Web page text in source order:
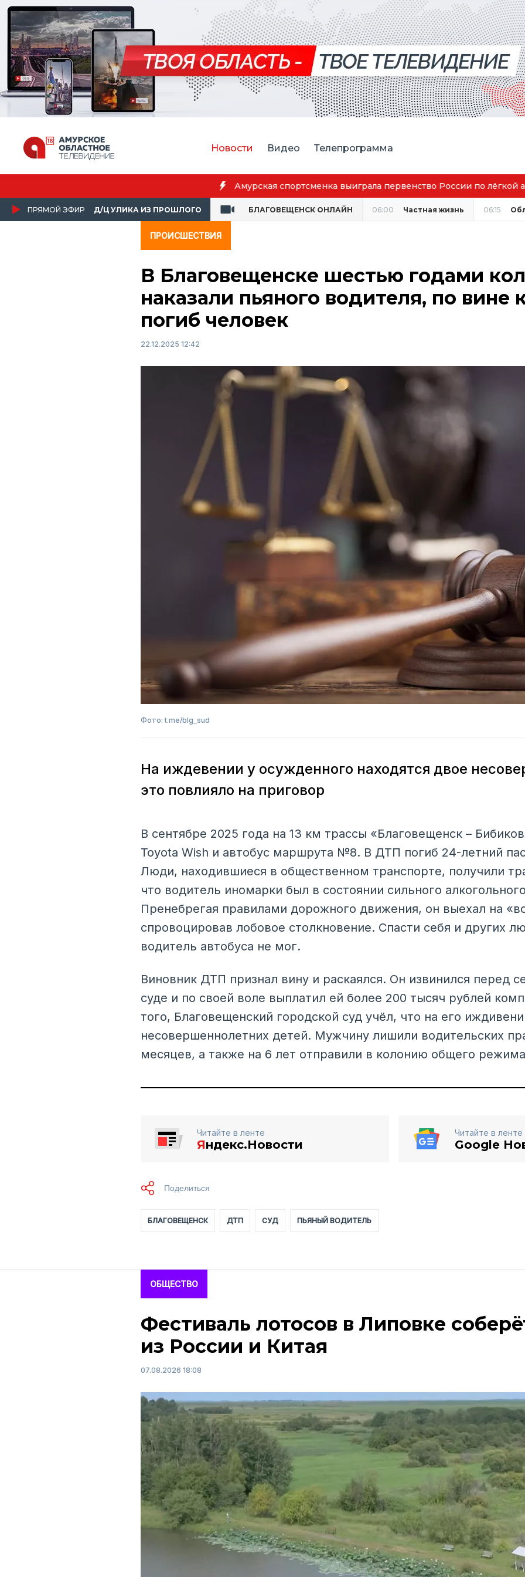
Новости Видео Телепрограмма
Благовещенск вошёл в число городов с наилучшим
ПРЯМОЙ ЭФИР Д/Ц УЛИКА ИЗ ПРОШЛОГО БЛАГОВЕЩЕНСК ОНЛАЙН 06:00 Частная жизнь 06:15
ПРОИСШЕСТВИЯ
В Благовещенске шестью годами
наказали пьяного водителя, по вине
погиб человек
22.12.2025 12:42
Фото: t.me/blg_sud
На иждевении у осужденного находятся двое
это повлияло на приговор
В сентябре 2025 года на 13 км трассы «Благовещенск –
Toyota Wish и автобус маршрута №8. В ДТП погиб 24-летний
Люди, находившиеся в общественном транспорте, получили
что водитель иномарки был в состоянии сильного
Пренебрегая правилами дорожного движения, он выехал на
спровоцировав лобовое столкновение. Спасти себя и других
водитель автобуса не мог.
Виновник ДТП признал вину и раскаялся. Он извинился перед
суде и по своей воле выплатил ей более 200 тысяч рублей
того, Благовещенский городской суд учёл, что на его
несовершеннолетних детей. Мужчину лишили водительских
месяцев, а также на 6 лет отправили в колонию общего
Читайте в ленте
Яндекс.Новости
Читайте в ленте
Google
БЛАГОВЕЩЕНСК ДТП СУД ПЬЯНЫЙ ВОДИТЕЛЬ
ОБЩЕСТВО
Фестиваль лотосов в Липовке
из России и Китая
07.08.2026 18:08